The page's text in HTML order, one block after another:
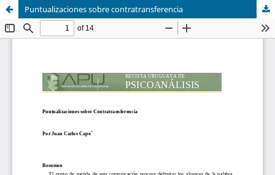
Puntualizaciones sobre contratransferencia